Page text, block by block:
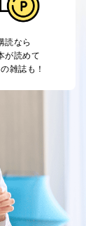
読なら
が読めて
雑誌も！